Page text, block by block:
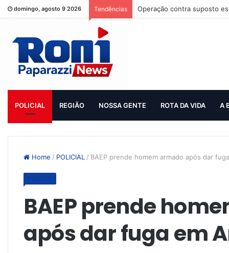
domingo, agosto 9 2026 Tendências Operação contra suposto
POLICIAL REGIÃO NOSSA GENTE ROTA DA VIDA A
Home / POLICIAL / BAEP prende homem armado após dar
BAEP prende
após dar fuga em